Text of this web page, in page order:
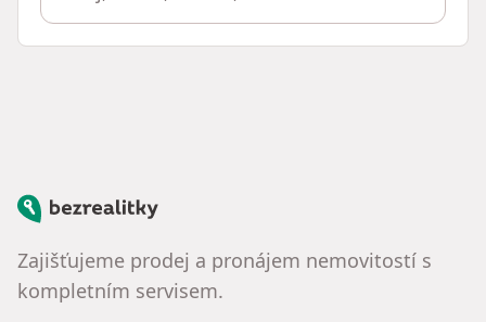
Bezrealitky
Zajišťujeme prodej a pronájem nemovitostí s
kompletním servisem.